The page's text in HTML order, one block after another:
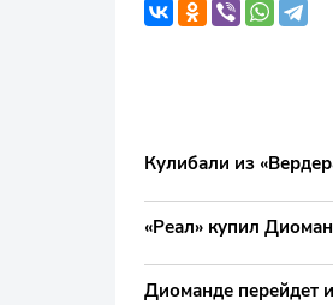
Кулибали из
«Реал» купил
Диоманде перейдет